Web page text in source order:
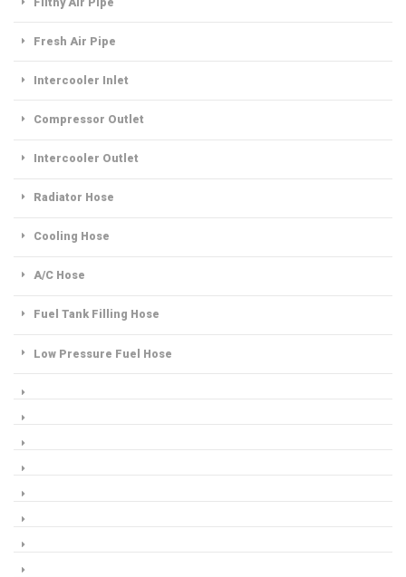
Fresh Air Pipe
Intercooler Inlet
Compressor Outlet
Intercooler Outlet
Radiator Hose
Cooling Hose
A/C Hose
Fuel Tank Filling Hose
Low Pressure Fuel Hose